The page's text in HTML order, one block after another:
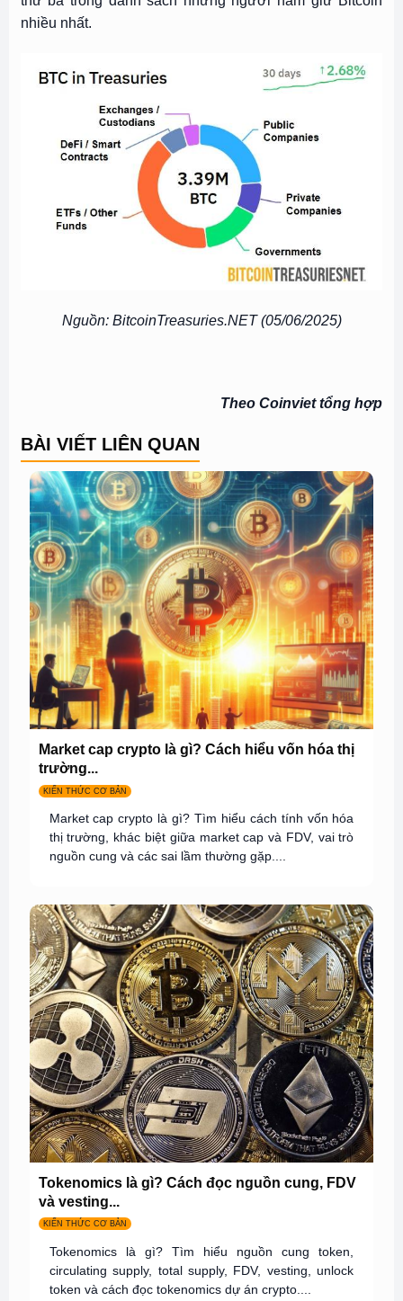
nhiều nhất.
Nguồn: BitcoinTreasuries.NET (05/06/2025)
Theo Coinviet tổng hợp
BÀI VIẾT LIÊN QUAN
Market cap crypto là gì? Cách hiểu vốn hóa thị
trường...
KIẾN THỨC CƠ BẢN
Market cap crypto là gì? Tìm hiểu cách tính vốn hóa
thị trường, khác biệt giữa market cap và FDV, vai trò
nguồn cung và các sai lầm thường gặp....
Tokenomics là gì? Cách đọc nguồn cung, FDV
và vesting...
KIẾN THỨC CƠ BẢN
Tokenomics là gì? Tìm hiểu nguồn cung token,
circulating supply, total supply, FDV, vesting, unlock
token và cách đọc tokenomics dự án crypto....